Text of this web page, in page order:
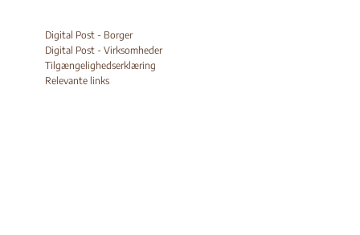
Digital Post - Borger
Digital Post - Virksomheder
Tilgængelighedserklæring
Relevante links